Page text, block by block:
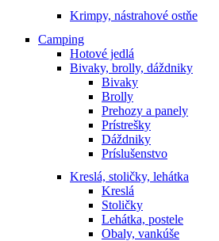
Krimpy, nástrahové ostňe
Camping
Hotové jedlá
Bivaky, brolly, dáždniky
Bivaky
Brolly
Prehozy a panely
Prístrešky
Dáždniky
Príslušenstvo
Kreslá, stoličky, lehátka
Kreslá
Stoličky
Lehátka, postele
Obaly, vankúše